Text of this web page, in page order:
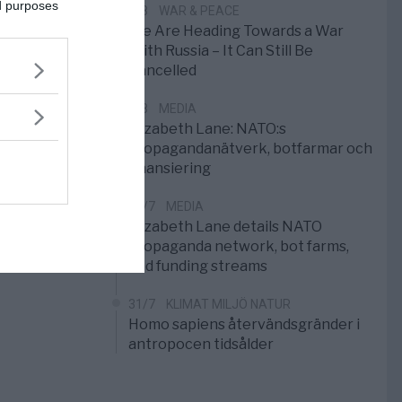
purposes
1/8 WAR & PEACE
We Are Heading Towards a War
With Russia – It Can Still Be
Cancelled
1/8 MEDIA
Elizabeth Lane: NATO:s
propagandanätverk, botfarmar och
finansiering
31/7 MEDIA
Elizabeth Lane details NATO
propaganda network, bot farms,
and funding streams
31/7 KLIMAT MILJÖ NATUR
Homo sapiens återvändsgränder i
antropocen tidsålder